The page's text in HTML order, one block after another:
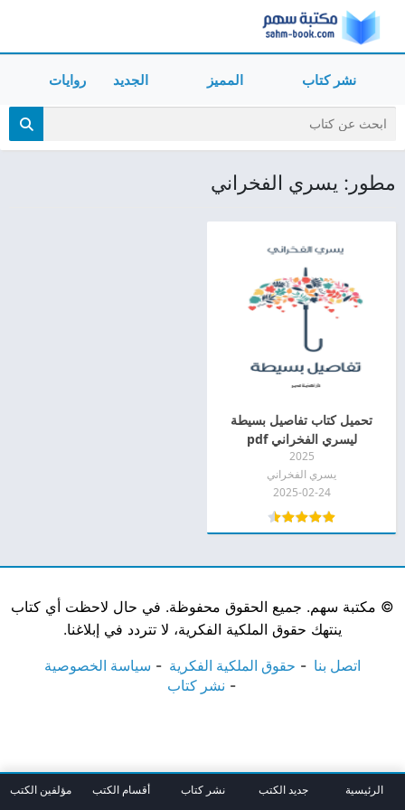
نشر كتاب المميز الجديد روايات
مطور: يسري الفخراني
تحميل كتاب تفاصيل بسيطة
ليسري الفخراني pdf
2025
يسري الفخراني
2025-02-24
© مكتبة سهم. جميع الحقوق محفوظة. في حال لاحظت أي كتاب
ينتهك حقوق الملكية الفكرية، لا تتردد في إبلاغنا.
اتصل بنا حقوق الملكية الفكرية
سياسة الخصوصية
نشر كتاب
الرئيسية جديد الكتب نشر كتاب أقسام الكتب مؤلفين الكتب